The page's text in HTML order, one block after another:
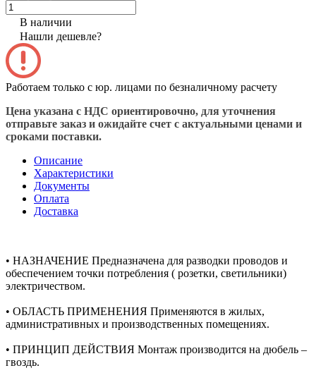
В наличии
Нашли дешевле?
Работаем только с юр. лицами по безналичному расчету
Цена указана с НДС ориентировочно, для уточнения
отправьте заказ и ожидайте счет с актуальными ценами и
сроками поставки.
Описание
Характеристики
Документы
Оплата
Доставка
• НАЗНАЧЕНИЕ Предназначена для разводки проводов и
обеспечением точки потребления ( розетки, светильники)
электричеством.
• ОБЛАСТЬ ПРИМЕНЕНИЯ Применяются в жилых,
административных и производственных помещениях.
• ПРИНЦИП ДЕЙСТВИЯ Монтаж производится на дюбель –
гвоздь.